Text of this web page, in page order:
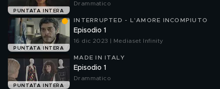
PUNTATA INTERA
Drammatico
PUNTATA INTERA
INTERRUPTED - L'AMORE INCOMPIUTO
Episodio 1
16 dic 2023 | Mediaset Infinity
PUNTATA INTERA
MADE IN ITALY
Episodio 1
Drammatico